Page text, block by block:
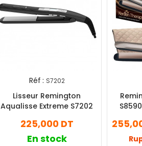
Réf : S7202
Lisseur Remington
Aqualisse Extreme S7202
225,000 DT
En stock